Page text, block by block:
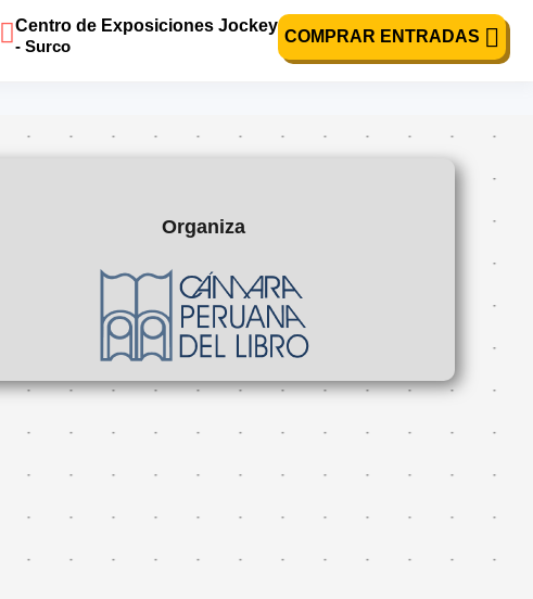
Centro de Exposiciones Jockey
- Surco
COMPRAR ENTRADAS
Organiza